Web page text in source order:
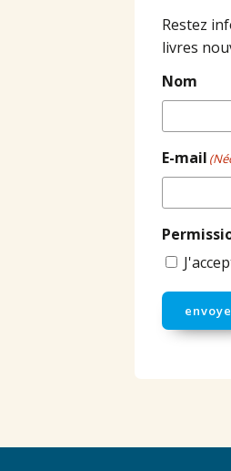
Restez
livres
Nom
E-mail